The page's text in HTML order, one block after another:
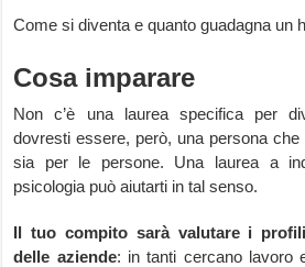
Come si diventa e quanto guadagna un
Cosa imparare
Non c’è una laurea specifica per
dovresti essere, però, una persona
sia per le persone. Una laurea a
psicologia può aiutarti in tal senso.
Il tuo compito sarà valutare i
delle aziende: in tanti cercano lavoro